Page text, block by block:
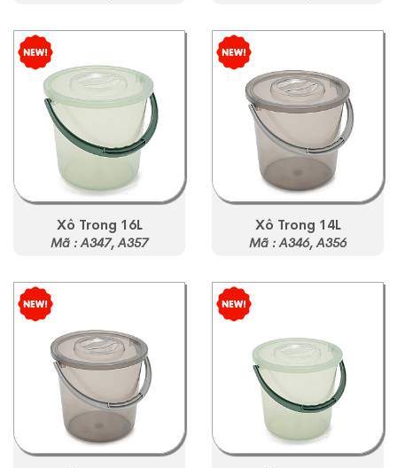
Xô Trong 16L
Mã : A347, A357
Xô Trong 14L
Mã : A346, A356